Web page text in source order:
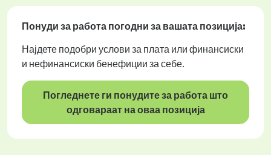
Понуди за работа погодни за вашата позиција:
Најдете подобри услови за плата или финансиски
и нефинансиски бенефиции за себе.
Погледнете ги понудите за работа што
одговараат на оваа позиција